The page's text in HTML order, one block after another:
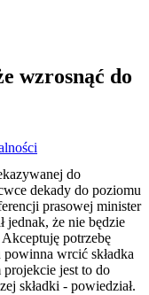
wzrosnąć do
do
dekady do poziomu
prasowej minister
jednak, że nie będzie
potrzebę
wrcić składka
jest to do
składki - powiedział.